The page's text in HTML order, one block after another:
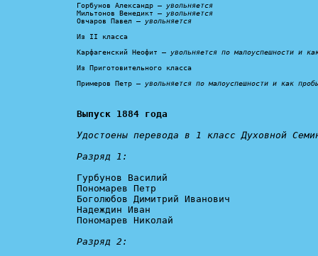
Горбунов Александр – увольняется
Мильтонов Венедикт – увольняется
Овчаров Павел – увольняется
Из II класса
Карфагенский Неофит – увольняется по малоуспешности и
Из Приготовительного класса
Примеров Петр – увольняется по малоуспешности и как
Выпуск 1884 года
Удостоены перевода в 1 класс Духовной
Разряд 1:
Гурбунов Василий
Пономарев Петр
Боголюбов Димитрий Иванович
Надеждин Иван
Пономарев Николай
Разряд 2: